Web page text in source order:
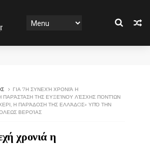
ΓΙΑ 7Η ΣΥΝΕΧΉ ΧΡΟΝΙΆ Η
ΠΑΡΆΣΤΑΣΗ ΤΗΣ ΕΥΞΕΊΝΟΥ ΛΈΣΧΗΣ ΠΟΝΤΊΩΝ
Η ΠΑΡΆΔΟΣΗ ΤΗΣ ΕΛΛΆΔOΣ» ΥΠΌ ΤΗΝ
ΒΕΡΟΊΑΣ
χρονιά η